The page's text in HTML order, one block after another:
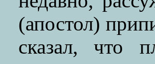
(апостол)
сказал, что